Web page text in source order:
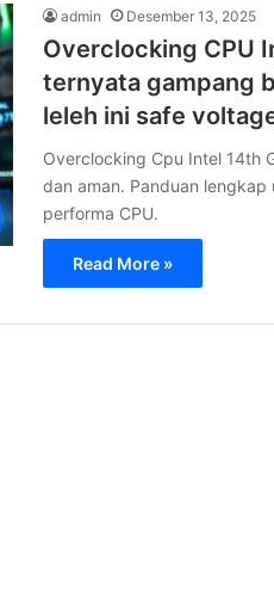
admin Desember 13, 2025
Overclocking CPU
ternyata gampang
leleh ini safe
Overclocking Cpu Intel 14th
dan aman. Panduan
performa CPU.
Read More »